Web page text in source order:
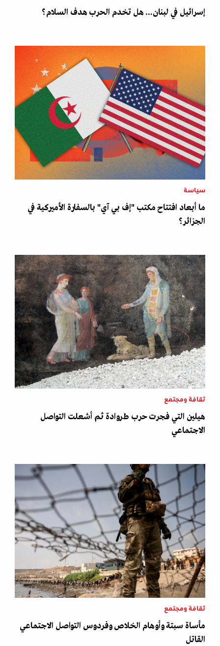
إسرائيل في لبنان... هل تخدم الحرب هدف السلام؟
سياسة
ما أبعاد افتتاح مكتب "إف بي آي" بالسفارة الأميركية في
الجزائر؟
ثقافة ومجتمع
هيلين التي فجرت حرب طروادة ثم أشعلت التواصل
الاجتماعي
ثقافة ومجتمع
مأساة سبتة وأوهام الخلاص وفردوس التواصل الاجتماعي
القاتل